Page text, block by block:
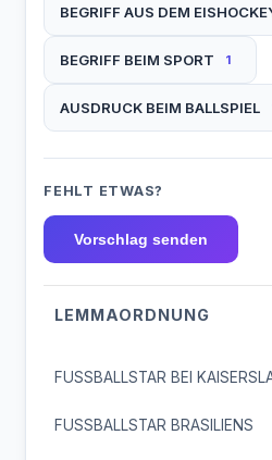
BEGRIFF AUS DEM
BEGRIFF BEIM SPORT 1
AUSDRUCK BEIM BALLSPIEL
FEHLT ETWAS?
Vorschlag senden
LEMMAORDNUNG
FUSSBALLSTAR BEI
FUSSBALLSTAR BRASILIENS